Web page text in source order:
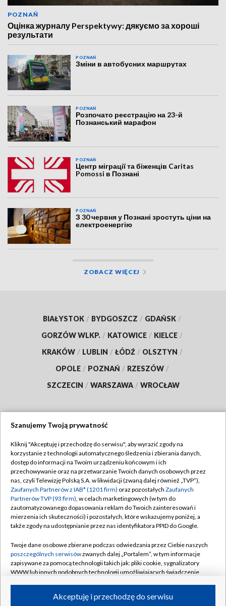
POZNAŃ
Оцінка журналу Perspektywy: дякуємо за хороші
результати
POZNAŃ
Зміни в автобусних маршрутах
POZNAŃ
Розпочато реєстрацію на 23-й
Познанський марафон
POZNAŃ
Центр міграції та біженців Caritas
Pomossi в Познані
POZNAŃ
З 30 червня у Познані зростуть ціни на
електроенергію
ZOBACZ WIĘCEJ
BIAŁYSTOK / BYDGOSZCZ / GDAŃSK /
GORZÓW WLKP. / KATOWICE / KIELCE /
KRAKÓW / LUBLIN / ŁÓDŹ / OLSZTYN /
OPOLE / POZNAŃ / RZESZÓW /
SZCZECIN / WARSZAWA / WROCŁAW
TVP
Abonament TVP
Emisja w TVP
Centrum informacji TVP
Naziemna Telewizja Cyfrowa
Rada Programowa
System NOS
Informacje o nadawcy
Program dla prasy
Regulamin TVP
Polityka prywatności
Moje zgody
Pomoc
Kontakt
Kanały
Szanujemy Twoją prywatność
Kliknij "Akceptuję i przechodzę do serwisu", aby wyrazić zgody na
korzystanie z technologii automatycznego śledzenia i zbierania danych,
dostęp do informacji na Twoim urządzeniu końcowym i ich
przechowywanie oraz na przetwarzanie Twoich danych osobowych przez
nas, czyli Telewizję Polską S.A. w likwidacji (zwaną dalej również „TVP”),
Zaufanych Partnerów z IAB* (1201 firm) oraz pozostałych Zaufanych
Partnerów TVP (93 firm), w celach marketingowych (w tym do
zautomatyzowanego dopasowania reklam do Twoich zainteresowań i
mierzenia ich skuteczności) i pozostałych, które wskazujemy poniżej, a
także zgody na udostępnianie przez nas identyfikatora PPID do Google.
Twoje dane osobowe zbierane podczas odwiedzania przez Ciebie naszych
poszczególnych serwisówzwanych dalej „Portalem”, w tym informacje
zapisywane za pomocą technologii takich jak: pliki cookie, sygnalizatory
WWW lub innych podobnych technologii umożliwiających świadczenie
ruchu w Internecie.Akceptuję i przechodzę do serwisu